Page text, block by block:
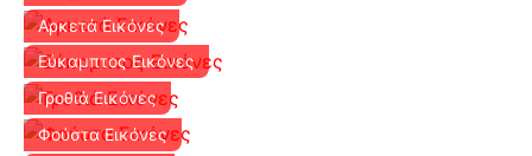
Αρκετά Εικόνες
Εύκαμπτος Εικόνες
Γροθιά Εικόνες
Φούστα Εικόνες